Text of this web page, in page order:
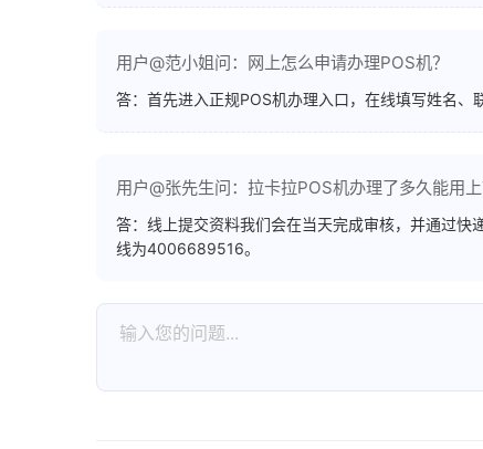
用户@范小姐问：网上怎么申请办理POS机？
答：首先进入正规POS机办理入口，在线填写姓名、
用户@张先生问：拉卡拉POS机办理了多久能用上
答：线上提交资料我们会在当天完成审核，并通过
线为4006689516。